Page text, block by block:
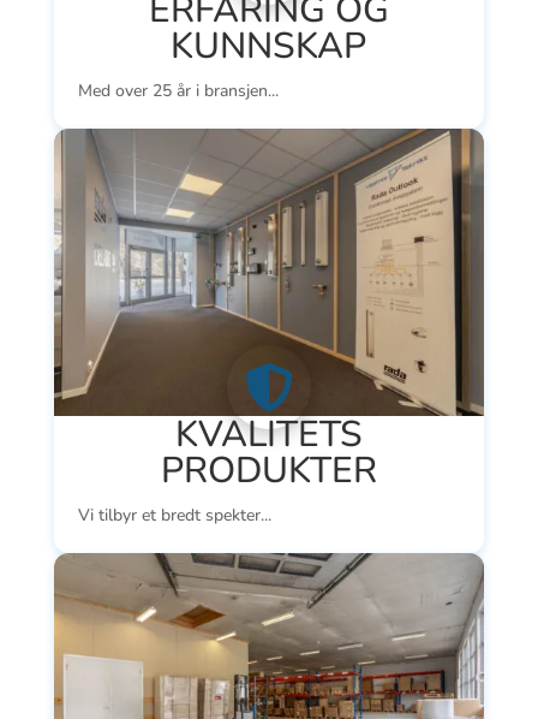
KUNNSKAP
Med over 25 år i bransjen...

KVALITETS
PRODUKTER
Vi tilbyr et bredt spekter...